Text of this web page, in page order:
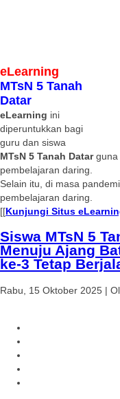
eLearning
MTsN 5 Tanah
Datar
eLearning ini
diperuntukkan bagi
guru dan siswa
MTsN 5 Tanah Datarguna
pembelajaran daring.
Selain itu, di masa
pembelajaran daring.
[[Kunjungi Situs
Siswa MTsN 5
Menuju Ajang
ke-3 Tetap
Rabu, 15 Oktober 2025 |